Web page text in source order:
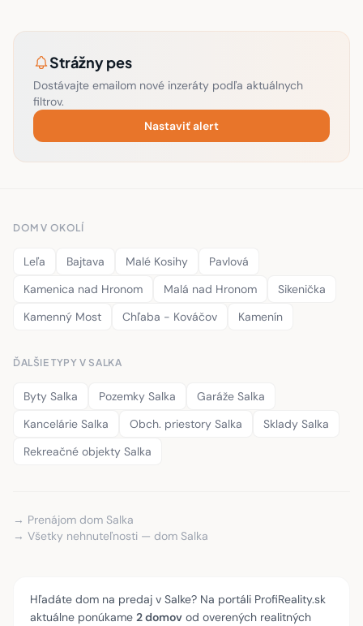
Strážny pes
Dostávajte emailom nové inzeráty podľa aktuálnych
filtrov.
Nastaviť alert
DOM V OKOLÍ
Leľa Bajtava Malé Kosihy
Pavlová
Kamenica nad Hronom
Malá nad Hronom
Sikenička
Kamenný Most
Chľaba - Kováčov Kamenín
ĎALŠIE TYPY V SALKA
Byty Salka Pozemky Salka
Garáže Salka
Kancelárie Salka
Obch. priestory Salka
Sklady Salka
Rekreačné objekty Salka
→ Prenájom dom Salka
→ Všetky nehnuteľnosti — dom Salka
Hľadáte dom na predaj v Salke? Na portáli ProfiReality.sk
aktuálne ponúkame 2 domov od overených realitných